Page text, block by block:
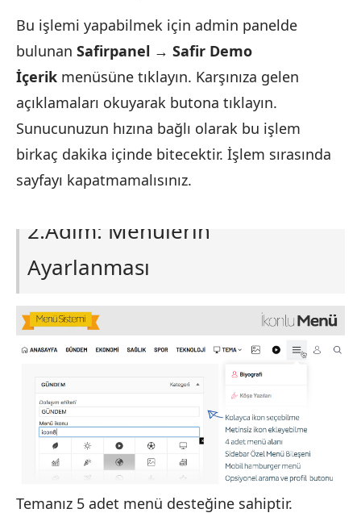
Bu işlemi yapabilmek için admin panelde
bulunan Safirpanel → Safir Demo
İçerik menüsüne tıklayın. Karşınıza gelen
açıklamaları okuyarak butona tıklayın.
Sunucunuzun hızına bağlı olarak bu işlem
birkaç dakika içinde bitecektir. İşlem sırasında
sayfayı kapatmamalısınız.
2.Adım: Menülerin
Ayarlanması
Temanız 5 adet menü desteğine sahiptir.